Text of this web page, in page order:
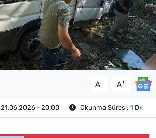
A- A+
21.06.2026 - 20:00 Okunma Süresi: 1 Dk